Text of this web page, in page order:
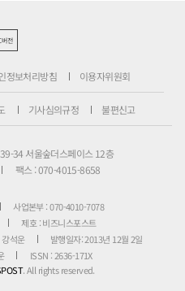
버전
정보처리방침 이용자위원회
기사심의규정 불편신고
34 서울숲더스페이스 12층
팩스 : 070-4015-8658
사업본부 : 070-4010-7078
제호 : 비즈니스포스트
강석운
발행일자: 2013년 12월 2일
ISSN : 2636-171X
. All rights reserved.